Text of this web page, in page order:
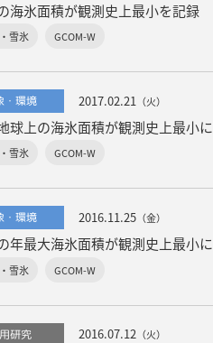
海氷面積が観測史上最小を記録
雪氷 GCOM-W
・環境 2017.02.21 （火）
球上の海氷面積が観測史上最小に
雪氷 GCOM-W
・環境 2016.11.25 （金）
年最大海氷面積が観測史上最小に
雪氷 GCOM-W
研究 2016.07.12 （火）